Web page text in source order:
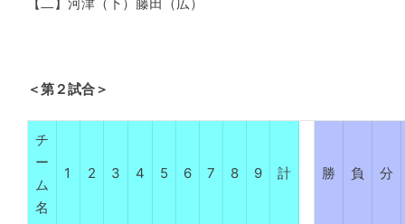
＜第２試合＞
チ
ー
ム
名
1 2 3 4 5 6 7 8 9 計 勝 負 分